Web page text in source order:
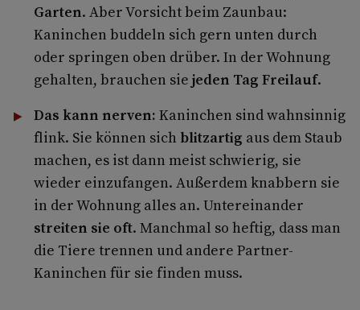
Garten. Aber Vorsicht beim Zaunbau:
Kaninchen buddeln sich gern unten durch
oder springen oben drüber. In der Wohnung
gehalten, brauchen sie jeden Tag Freilauf.
Das kann nerven: Kaninchen sind wahnsinnig
flink. Sie können sich blitzartig aus dem Staub
machen, es ist dann meist schwierig, sie
wieder einzufangen. Außerdem knabbern sie
in der Wohnung alles an. Untereinander
streiten sie oft. Manchmal so heftig, dass man
die Tiere trennen und andere Partner-
Kaninchen für sie finden muss.